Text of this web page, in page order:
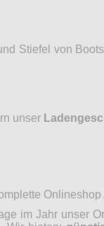
Stiefel von
unser
im Jahr unser